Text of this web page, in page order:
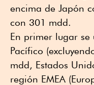
encima de Japón
con 301 mdd.
En primer lugar
Pacífico
mdd, Estados
región EMEA